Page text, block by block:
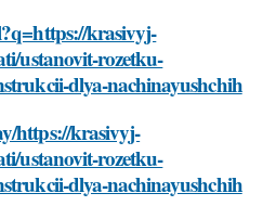
krasivyj-
ustanovit-rozetku-
dlya-nachinayushchih
https://krasivyj-
ustanovit-rozetku-
dlya-nachinayushchih